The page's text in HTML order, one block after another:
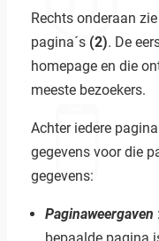
Rechts onderaan
pagina´s (2). De
homepage en die
meeste bezoekers.
Achter iedere
gegevens voor die
gegevens:
Paginaweergaven